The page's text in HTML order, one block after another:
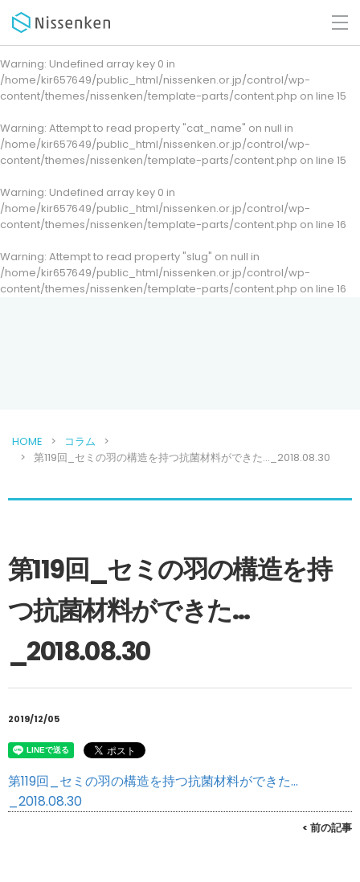
Warning: Undefined array key 0 in
/home/kir657649/public_html/nissenken.or.jp/control/wp-
content/themes/nissenken/template-parts/content.php on line 15
Warning: Attempt to read property "cat_name" on null in
/home/kir657649/public_html/nissenken.or.jp/control/wp-
content/themes/nissenken/template-parts/content.php on line 15
Warning: Undefined array key 0 in
/home/kir657649/public_html/nissenken.or.jp/control/wp-
content/themes/nissenken/template-parts/content.php on line 16
Warning: Attempt to read property "slug" on null in
/home/kir657649/public_html/nissenken.or.jp/control/wp-
content/themes/nissenken/template-parts/content.php on line 16
HOME
コラム
第119回_セミの羽の構造を持つ抗菌材料ができた…_2018.08.30
第119回_セミの羽の構造を持
つ抗菌材料ができた…
_2018.08.30
2019/12/05
第119回_セミの羽の構造を持つ抗菌材料ができた…
_2018.08.30
< 前の記事